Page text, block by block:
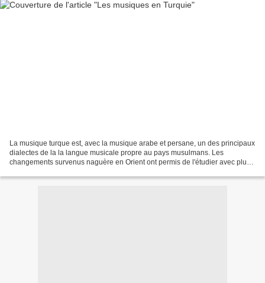
La musique turque est, avec la musique arabe et persane, un des principaux
dialectes de la la langue musicale propre au pays musulmans. Les
changements survenus naguère en Orient ont permis de l'étudier avec plus